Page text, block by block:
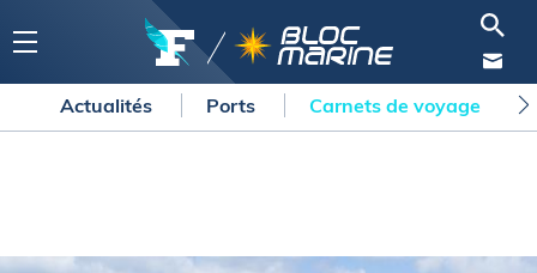
Actualités Ports Carnets de voyage